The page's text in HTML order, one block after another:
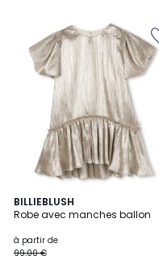
BILLIEBLUSH
Robe avec manches ballon
à partir de
99,00 €